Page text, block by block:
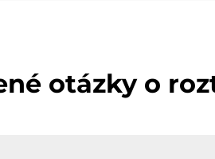
otázky o